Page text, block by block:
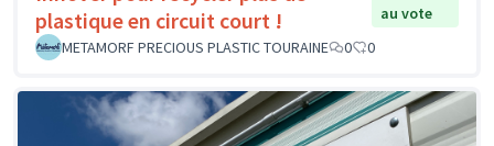
plastique en circuit court !
au vote
METAMORF PRECIOUS PLASTIC TOURAINE
0 0